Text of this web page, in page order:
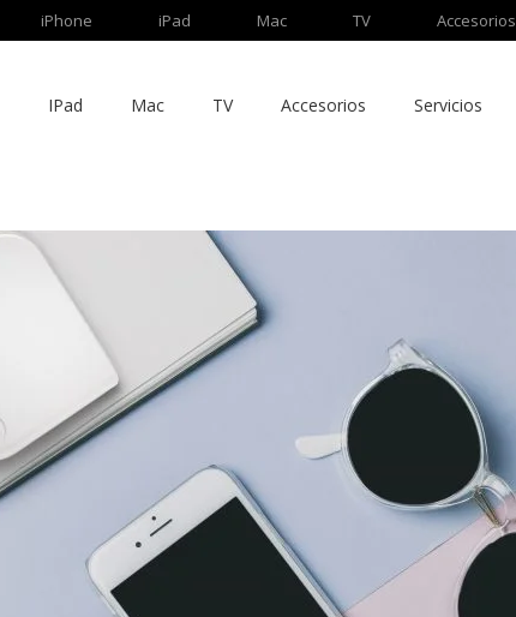
iPhone iPad Mac TV Accesorios
IPad Mac TV Accesorios Servicios